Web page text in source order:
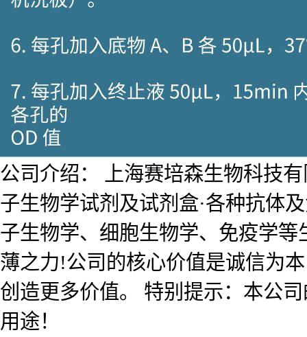
公司介绍： 上海赛培森生物科技有
子生物学试剂及试剂盒·各种抗体
子生物学、细胞生物学、免疫学
薄之力!公司的核心价值是诚信为
创造更多价值。 特别提示：本公
用途！